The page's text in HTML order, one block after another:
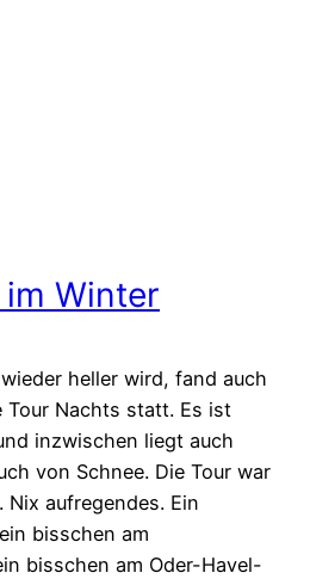
Winter
heller wird, fand auch
Tour Nachts statt. Es ist
inzwischen liegt auch
von Schnee. Die Tour war
aufregendes. Ein
bisschen am
bisschen am Oder-Havel-